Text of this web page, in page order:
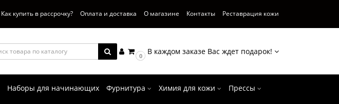
Как купить в рассрочку? Оплата и доставка О магазине Контакты Реставрация кожи
0 В каждом заказе Вас ждет подарок!
Наборы для начинающих Фурнитура Химия для кожи Прессы